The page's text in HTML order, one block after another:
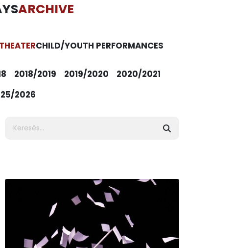
ARCHIVE
CHILD/YOUTH PERFORMANCES
2018/2019 2019/2020
2020/2021
2026